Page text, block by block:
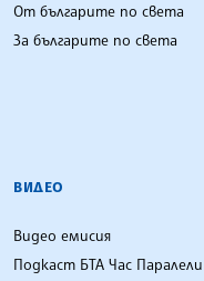
От българите по света
За българите по света
ВИДЕО
Видео емисия
Подкаст БТА Час Паралели